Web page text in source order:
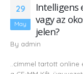
29
May
Intelligens
vagy az
jelen?
By admin
..címmel tartott online